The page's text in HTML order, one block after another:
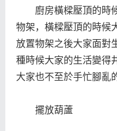
廚房橫樑壓頂的時候
物架，橫樑壓頂的時候
放置物架之後大家面對
種時候大家的生活變得
大家也不至於手忙腳亂
擺放葫蘆